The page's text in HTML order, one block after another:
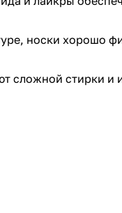
носки хорошо
сложной стирки